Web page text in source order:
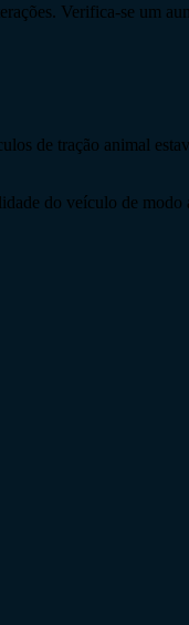
Verifica-se um
de tração animal
do veículo de modo